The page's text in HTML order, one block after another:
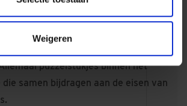
Weigeren
verkeerssituatie overzichtelijk blijft
en passanten én gezorgd dat
puzzelstukjes binnen het
samen bijdragen aan de eisen van